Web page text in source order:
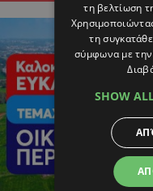
τη βελτίωση
τη
σύμφωνα με την
SHOW